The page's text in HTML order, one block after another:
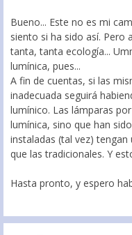
Bueno... Este no es mi
siento si ha sido así. Pero
tanta, tanta ecología...
lumínica, pues...
A fin de cuentas, si las
inadecuada seguirá
lumínico. Las lámparas
lumínica, sino que han
instaladas (tal vez)
que las tradicionales. Y
Hasta pronto, y espero